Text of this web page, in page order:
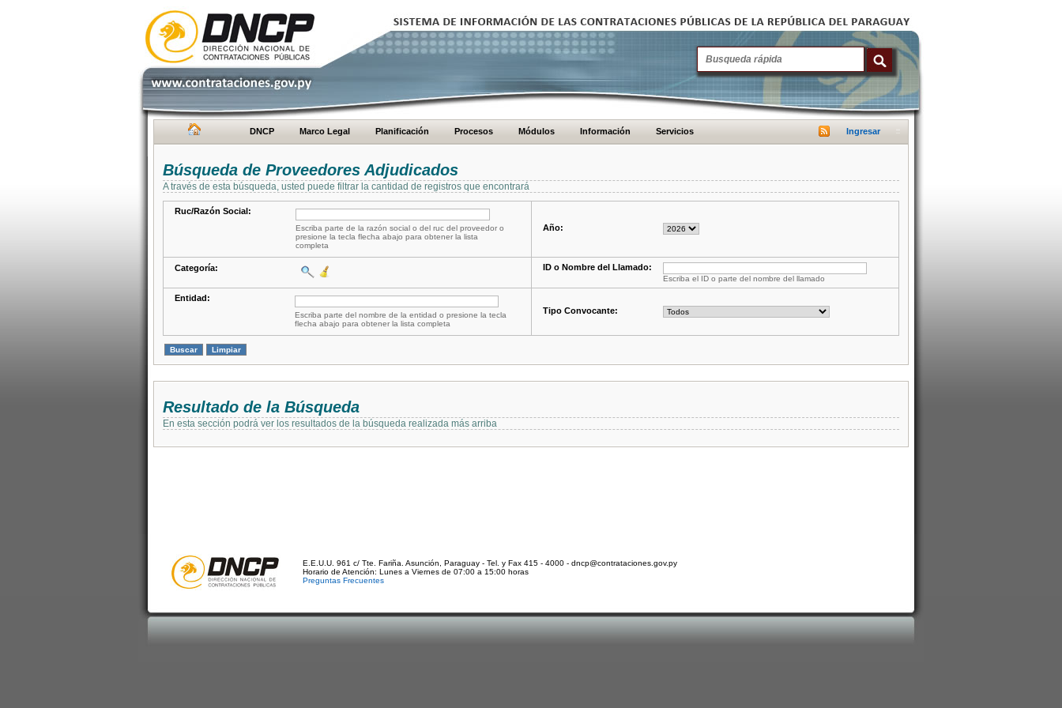
DNCP Marco Legal Planificación Procesos Módulos Información Servicios Ingresar
Búsqueda de Proveedores Adjudicados
A través de esta búsqueda, usted puede filtrar la cantidad de registros que encontrará
Ruc/Razón Social:
Escriba parte de la razón social o del ruc del proveedor o
presione la tecla flecha abajo para obtener la lista
completa
Año:
Categoría: ID o Nombre del Llamado:
Escriba el ID o parte del nombre del llamado
Entidad:
Escriba parte del nombre de la entidad o presione la tecla
flecha abajo para obtener la lista completa
Tipo Convocante:
Resultado de la Búsqueda
En esta sección podrá ver los resultados de la búsqueda realizada más arriba
E.E.U.U. 961 c/ Tte. Fariña. Asunción, Paraguay - Tel. y Fax 415 - 4000 - dncp@contrataciones.gov.py
Horario de Atención: Lunes a Viernes de 07:00 a 15:00 horas
Preguntas Frecuentes